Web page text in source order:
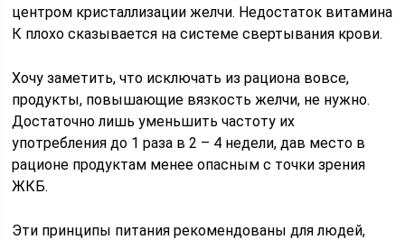
центром кристаллизации желчи. Недостаток витамина
К плохо сказывается на системе свертывания крови.
Хочу заметить, что исключать из рациона вовсе,
продукты, повышающие вязкость желчи, не нужно.
Достаточно лишь уменьшить частоту их
употребления до 1 раза в 2 – 4 недели, дав место в
рационе продуктам менее опасным с точки зрения
ЖКБ.
Эти принципы питания рекомендованы для людей,